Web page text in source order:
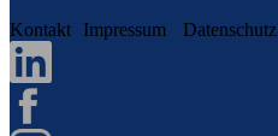
Kontakt Impressum Datenschutz